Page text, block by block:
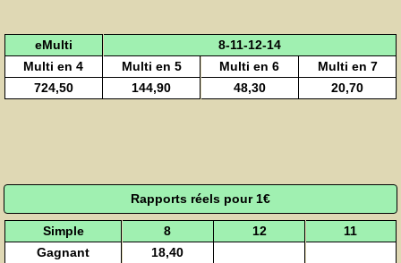
eMulti
8-11-12-14
Multi en 4
Multi en 5 Multi en 6
Multi en 7
724,50
144,90 48,30 20,70
Rapports réels pour 1€
Simple 8 12
11
Gagnant
18,40